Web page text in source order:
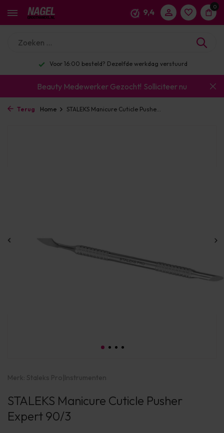
9,4
0
Voor 16:00 besteld? Dezelfde werkdag verstuurd
Beauty Medewerker Gezocht! Solliciteer nu
Terug Home STALEKS Manicure Cuticle Pushe...
Merk: Staleks Pro|Instrumenten
STALEKS Manicure Cuticle Pusher
Expert 90/3